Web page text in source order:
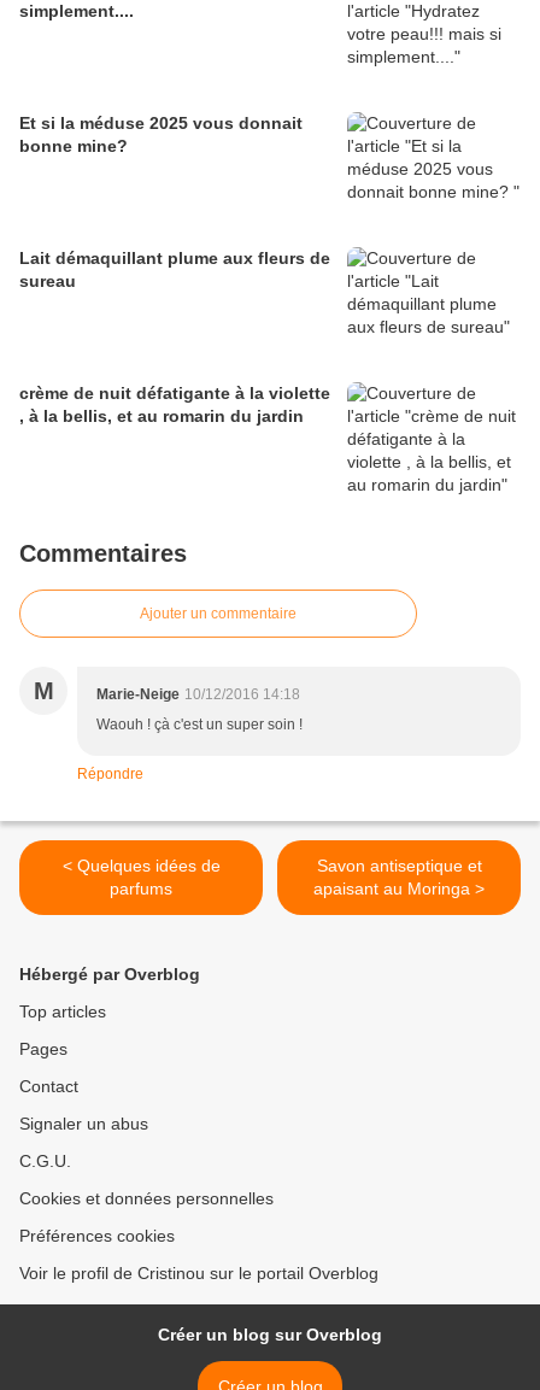
simplement....
Et si la méduse 2025 vous donnait
bonne mine?
Lait démaquillant plume aux fleurs de
sureau
crème de nuit défatigante à la violette
, à la bellis, et au romarin du jardin
Commentaires
Ajouter un commentaire
M Marie-Neige 10/12/2016 14:18
Waouh ! çà c'est un super soin !
Répondre
< Quelques idées de
parfums
Savon antiseptique et
apaisant au Moringa >
Hébergé par Overblog
Top articles
Pages
Contact
Signaler un abus
C.G.U.
Cookies et données personnelles
Préférences cookies
Voir le profil de Cristinou sur le portail Overblog
Créer un blog sur Overblog